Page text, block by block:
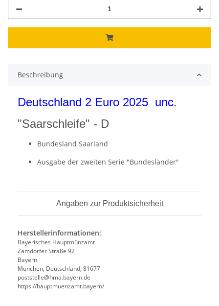
Beschreibung
Deutschland 2 Euro 2025 unc.
"Saarschleife" - D
Bundesland Saarland
Ausgabe der zweiten Serie "Bundesländer"
Angaben zur Produktsicherheit
Herstellerinformationen:
Bayerisches Hauptmünzamt
Zamdorfer Straße 92
Bayern
München, Deutschland, 81677
poststelle@hma.bayern.de
https://hauptmuenzamt.bayern/